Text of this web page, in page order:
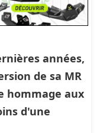
années,
de sa MR
hommage aux
d'une